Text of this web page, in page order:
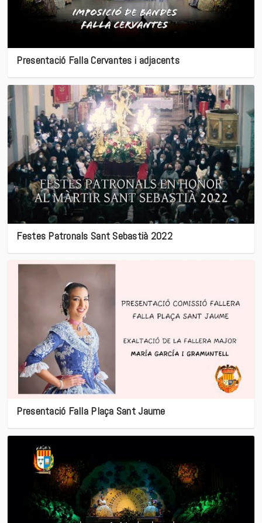
Presentació Falla Cervantes i adjacents
Festes Patronals Sant Sebastià 2022
Presentació Falla Plaça Sant Jaume